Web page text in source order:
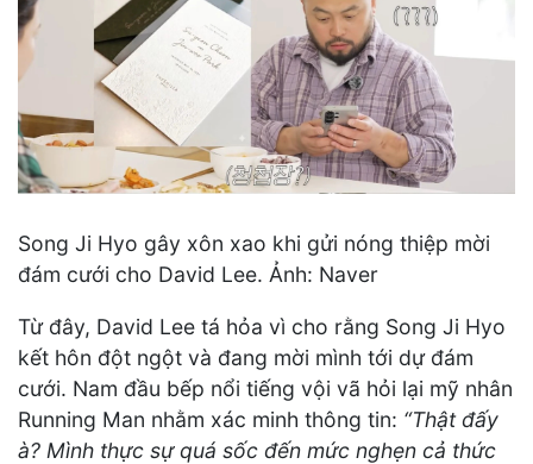
Song Ji Hyo gây xôn xao khi gửi nóng thiệp mời
đám cưới cho David Lee. Ảnh: Naver
Từ đây, David Lee tá hỏa vì cho rằng Song Ji Hyo
kết hôn đột ngột và đang mời mình tới dự đám
cưới. Nam đầu bếp nổi tiếng vội vã hỏi lại mỹ nhân
Running Man nhằm xác minh thông tin: “Thật đấy
à? Mình thực sự quá sốc đến mức nghẹn cả thức